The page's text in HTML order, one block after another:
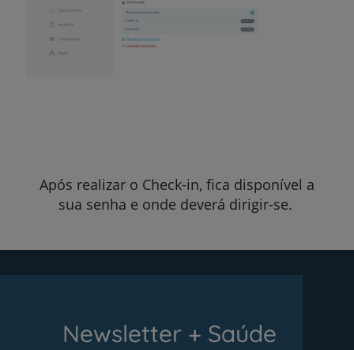
Após realizar o Check-in, fica disponível a
sua senha e onde deverá dirigir-se.
Newsletter + Saúde